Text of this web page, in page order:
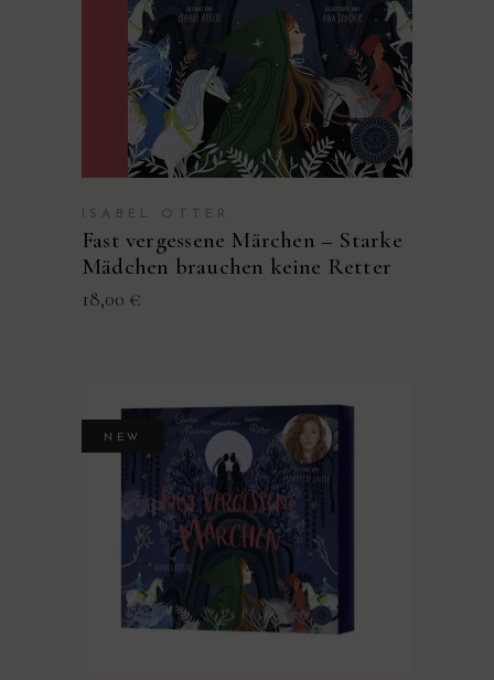
ISABEL OTTER
Fast vergessene Märchen – Starke
Mädchen brauchen keine Retter
18,00 €
NEW
MEHR INFOS & AUDIO
KAUFEN